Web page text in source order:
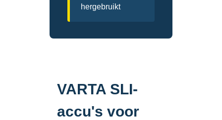
hergebruikt
VARTA SLI-
accu's voor